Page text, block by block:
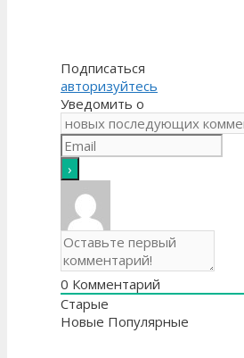
Подписаться
авторизуйтесь
Уведомить о
0 Комментарий
Старые
Новые Популярные